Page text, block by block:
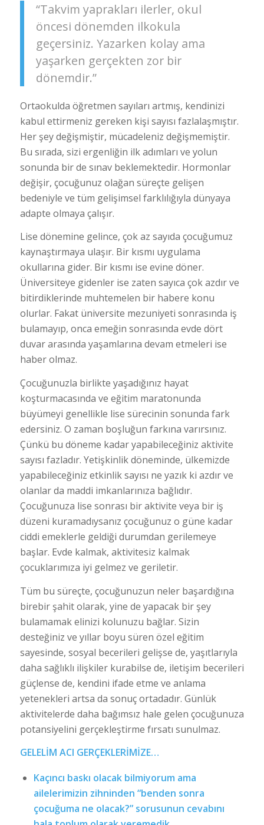
“Takvim yaprakları ilerler, okul
öncesi dönemden ilkokula
geçersiniz. Yazarken kolay ama
yaşarken gerçekten zor bir
dönemdir.”
Ortaokulda öğretmen sayıları artmış, kendinizi
kabul ettirmeniz gereken kişi sayısı fazlalaşmıştır.
Her şey değişmiştir, mücadeleniz değişmemiştir.
Bu sırada, sizi ergenliğin ilk adımları ve yolun
sonunda bir de sınav beklemektedir. Hormonlar
değişir, çocuğunuz olağan süreçte gelişen
bedeniyle ve tüm gelişimsel farklılığıyla dünyaya
adapte olmaya çalışır.
Lise dönemine gelince, çok az sayıda çocuğumuz
kaynaştırmaya ulaşır. Bir kısmı uygulama
okullarına gider. Bir kısmı ise evine döner.
Üniversiteye gidenler ise zaten sayıca çok azdır ve
bitirdiklerinde muhtemelen bir habere konu
olurlar. Fakat üniversite mezuniyeti sonrasında iş
bulamayıp, onca emeğin sonrasında evde dört
duvar arasında yaşamlarına devam etmeleri ise
haber olmaz.
Çocuğunuzla birlikte yaşadığınız hayat
koşturmacasında ve eğitim maratonunda
büyümeyi genellikle lise sürecinin sonunda fark
edersiniz. O zaman boşluğun farkına varırsınız.
Çünkü bu döneme kadar yapabileceğiniz aktivite
sayısı fazladır. Yetişkinlik döneminde, ülkemizde
yapabileceğiniz etkinlik sayısı ne yazık ki azdır ve
olanlar da maddi imkanlarınıza bağlıdır.
Çocuğunuza lise sonrası bir aktivite veya bir iş
düzeni kuramadıysanız çocuğunuz o güne kadar
ciddi emeklerle geldiği durumdan gerilemeye
başlar. Evde kalmak, aktivitesiz kalmak
çocuklarımıza iyi gelmez ve geriletir.
Tüm bu süreçte, çocuğunuzun neler başardığına
birebir şahit olarak, yine de yapacak bir şey
bulamamak elinizi kolunuzu bağlar. Sizin
desteğiniz ve yıllar boyu süren özel eğitim
sayesinde, sosyal becerileri gelişse de, yaşıtlarıyla
daha sağlıklı ilişkiler kurabilse de, iletişim becerileri
güçlense de, kendini ifade etme ve anlama
yetenekleri artsa da sonuç ortadadır. Günlük
aktivitelerde daha bağımsız hale gelen çocuğunuza
potansiyelini gerçekleştirme fırsatı sunulmaz.
GELELİM ACI GERÇEKLERİMİZE…
Kaçıncı baskı olacak bilmiyorum ama
ailelerimizin zihninden “benden sonra
çocuğuma ne olacak?” sorusunun cevabını